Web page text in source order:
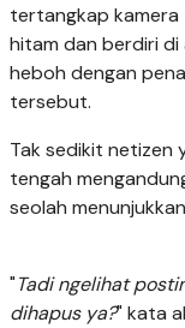
tertangkap kamera
hitam dan berdiri di
heboh dengan
tersebut.
Tak sedikit netizen
tengah
seolah
"Tadi ngelihat
dihapus ya?" kata